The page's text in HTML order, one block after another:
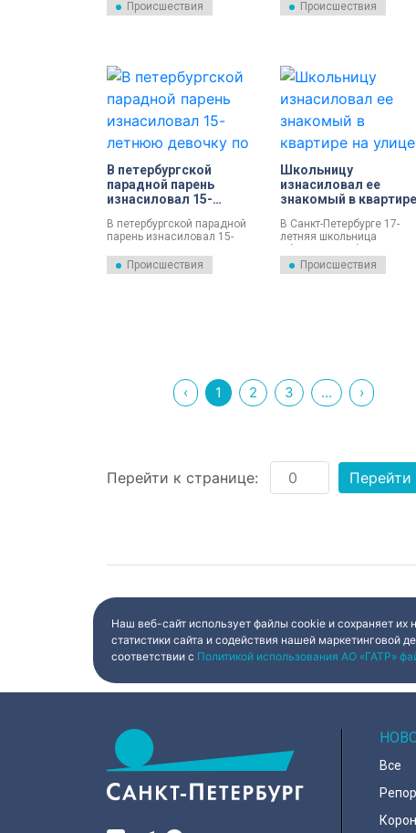
Происшествия
изнасиловали мигрантку.
ищут.
Происшествия
В петербургской
парадной парень
изнасиловал 15-
пути на чердак
В петербургской парадной
парень изнасиловал 15-
чердак. Выясняются
обстоятельства
Происшествия
Школьницу
изнасиловал ее
знакомый в квартире
В Санкт-Петербурге 17-
летняя школьница
заявлением об
изнасиловании, которое,
Происшествия
‹ 1 2 3 ... ›
Перейти к странице:
Наш веб-сайт использует файлы cookie и сохраняет
статистики сайта и содействия нашей маркетинговой
соответствии с Политикой использования АО «ГАТР»
Все